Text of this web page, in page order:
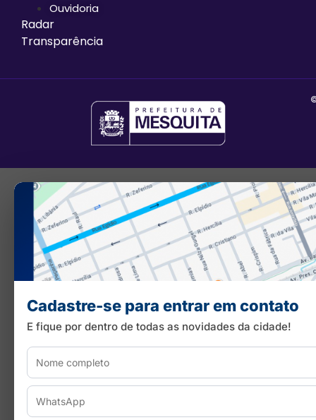
Ouvidoria
Radar
Transparência
Cadastre-se para entrar em contato
E fique por dentro de todas as novidades da cidade!